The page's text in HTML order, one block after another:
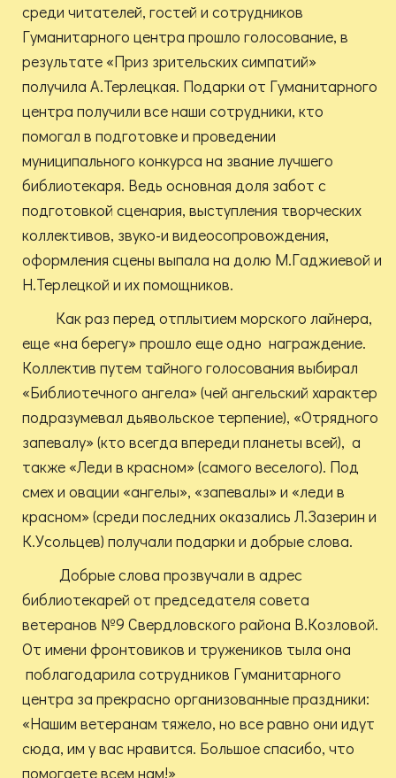
среди читателей, гостей и сотрудников
Гуманитарного центра прошло голосование, в
результате «Приз зрительских симпатий»
получила А.Терлецкая. Подарки от Гуманитарного
центра получили все наши сотрудники, кто
помогал в подготовке и проведении
муниципального конкурса на звание лучшего
библиотекаря. Ведь основная доля забот с
подготовкой сценария, выступления творческих
коллективов, звуко-и видеосопровождения,
оформления сцены выпала на долю М.Гаджиевой и
Н.Терлецкой и их помощников.
Как раз перед отплытием морского лайнера,
еще «на берегу» прошло еще одно награждение.
Коллектив путем тайного голосования выбирал
«Библиотечного ангела» (чей ангельский характер
подразумевал дьявольское терпение), «Отрядного
запевалу» (кто всегда впереди планеты всей), а
также «Леди в красном» (самого веселого). Под
смех и овации «ангелы», «запевалы» и «леди в
красном» (среди последних оказались Л.Зазерин и
К.Усольцев) получали подарки и добрые слова.
Добрые слова прозвучали в адрес
библиотекарей от председателя совета
ветеранов №9 Свердловского района В.Козловой.
От имени фронтовиков и тружеников тыла она
поблагодарила сотрудников Гуманитарного
центра за прекрасно организованные праздники:
«Нашим ветеранам тяжело, но все равно они идут
сюда, им у вас нравится. Большое спасибо, что
помогаете всем нам!»